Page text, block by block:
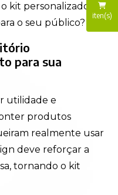
iten(s)
kit personalizado
o seu público?
para sua
utilidade e
produtos
realmente usar
deve reforçar a
tornando o kit